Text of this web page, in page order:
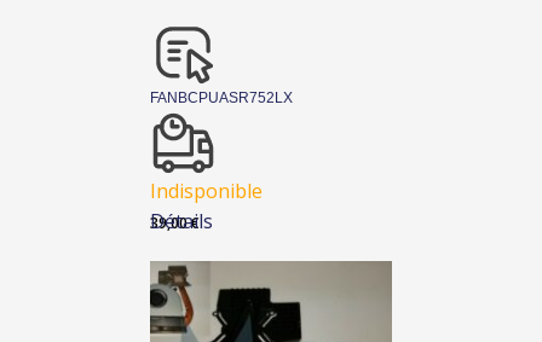
Détails
FANBCPUASR752LX
Indisponible
39,00€